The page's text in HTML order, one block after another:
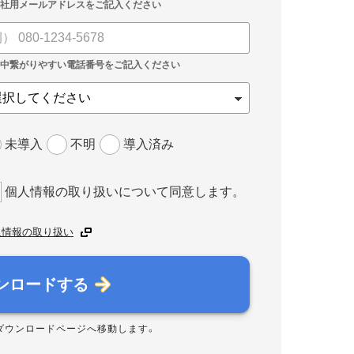
未導入 不明 導入済み
個人情報の取り扱いについて同意します。
報の取り扱い
ロードする
ウンロードページへ移動します。